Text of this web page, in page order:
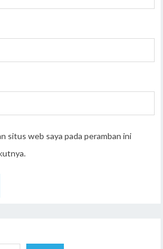
situs web saya pada peramban ini